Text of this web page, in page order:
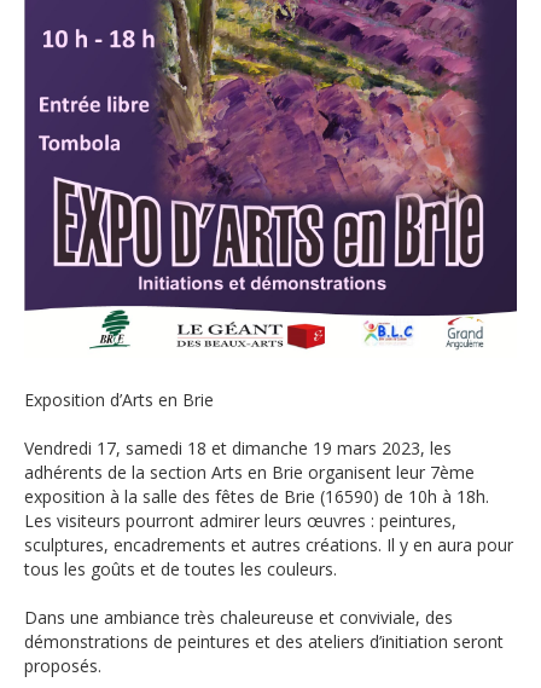
Exposition d’Arts en Brie
Vendredi 17, samedi 18 et dimanche 19 mars 2023, les
adhérents de la section Arts en Brie organisent leur 7ème
exposition à la salle des fêtes de Brie (16590) de 10h à 18h.
Les visiteurs pourront admirer leurs œuvres : peintures,
sculptures, encadrements et autres créations. Il y en aura pour
tous les goûts et de toutes les couleurs.
Dans une ambiance très chaleureuse et conviviale, des
démonstrations de peintures et des ateliers d’initiation seront
proposés.